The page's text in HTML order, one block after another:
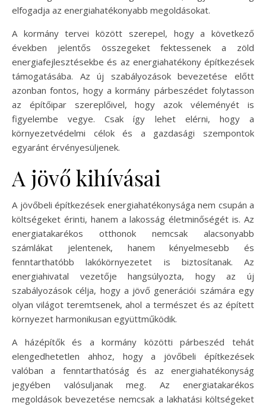
elfogadja az energiahatékonyabb megoldásokat.
A kormány tervei között szerepel, hogy a következő
években jelentős összegeket fektessenek a zöld
energiafejlesztésekbe és az energiahatékony építkezések
támogatásába. Az új szabályozások bevezetése előtt
azonban fontos, hogy a kormány párbeszédet folytasson
az építőipar szereplőivel, hogy azok véleményét is
figyelembe vegye. Csak így lehet elérni, hogy a
környezetvédelmi célok és a gazdasági szempontok
egyaránt érvényesüljenek.
A jövő kihívásai
A jövőbeli építkezések energiahatékonysága nem csupán a
költségeket érinti, hanem a lakosság életminőségét is. Az
energiatakarékos otthonok nemcsak alacsonyabb
számlákat jelentenek, hanem kényelmesebb és
fenntarthatóbb lakókörnyezetet is biztosítanak. Az
energiahivatal vezetője hangsúlyozta, hogy az új
szabályozások célja, hogy a jövő generációi számára egy
olyan világot teremtsenek, ahol a természet és az épített
környezet harmonikusan együttműködik.
A házépítők és a kormány közötti párbeszéd tehát
elengedhetetlen ahhoz, hogy a jövőbeli építkezések
valóban a fenntarthatóság és az energiahatékonyság
jegyében valósuljanak meg. Az energiatakarékos
megoldások bevezetése nemcsak a lakhatási költségeket